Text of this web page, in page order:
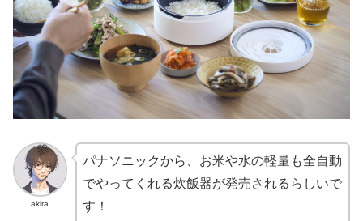
akira
パナソニックから、お米や水の軽量も全自動
でやってくれる炊飯器が発売されるらしいで
す！